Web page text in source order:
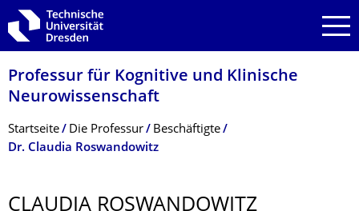
Zur Hauptnavigation springen
Zur Suche springen
Zum Inhalt springen
Professur für Kognitive und Klinische
Neurowissenschaft
Breadcrumb-Menü
Startseite Die Professur
Beschäftigte
Dr. Claudia Roswandowitz
CLAUDIA ROSWANDOWITZ